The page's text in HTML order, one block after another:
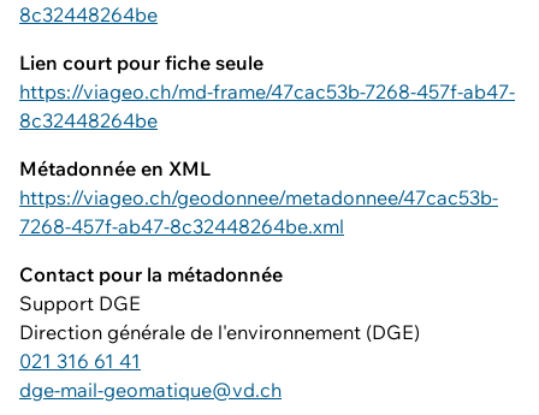
8c32448264be
Lien court pour fiche seule
https://viageo.ch/md-frame/47cac53b-7268-457f-ab47-
8c32448264be
Métadonnée en XML
https://viageo.ch/geodonnee/metadonnee/47cac53b-
7268-457f-ab47-8c32448264be.xml
Contact pour la métadonnée
Support DGE
Direction générale de l'environnement (DGE)
021 316 61 41
dge-mail-geomatique@vd.ch